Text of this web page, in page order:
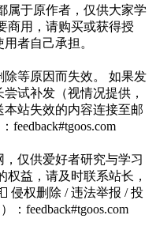
属于原作者，仅供大家学
商用，请购买或获得授
者自己承担。
等原因而失效。 如果发
试补发（视情况提供，
站失效的内容连接至邮
feedback#tgoos.com
仅供爱好者研究与学习
益，请及时联系站长，
侵权删除 / 违法举报 / 投
：feedback#tgoos.com